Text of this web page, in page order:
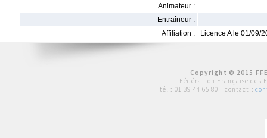
Animateur :
Entraîneur :
Affiliation :
Licence A le 01/09/
Copyright © 2015
Fédération Française des
tél : 01 39 44 65 80 | contact :